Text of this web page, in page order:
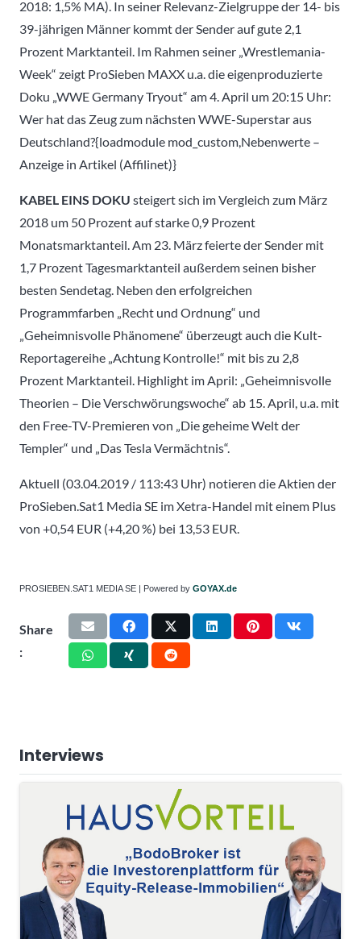
2018: 1,5% MA). In seiner Relevanz-Zielgruppe der 14- bis
39-jährigen Männer kommt der Sender auf gute 2,1
Prozent Marktanteil. Im Rahmen seiner „Wrestlemania-
Week“ zeigt ProSieben MAXX u.a. die eigenproduzierte
Doku „WWE Germany Tryout“ am 4. April um 20:15 Uhr:
Wer hat das Zeug zum nächsten WWE-Superstar aus
Deutschland?{loadmodule mod_custom,Nebenwerte –
Anzeige in Artikel (Affilinet)}
KABEL EINS DOKU steigert sich im Vergleich zum März
2018 um 50 Prozent auf starke 0,9 Prozent
Monatsmarktanteil. Am 23. März feierte der Sender mit
1,7 Prozent Tagesmarktanteil außerdem seinen bisher
besten Sendetag. Neben den erfolgreichen
Programmfarben „Recht und Ordnung“ und
„Geheimnisvolle Phänomene“ überzeugt auch die Kult-
Reportagereihe „Achtung Kontrolle!“ mit bis zu 2,8
Prozent Marktanteil. Highlight im April: „Geheimnisvolle
Theorien – Die Verschwörungswoche“ ab 15. April, u.a. mit
den Free-TV-Premieren von „Die geheime Welt der
Templer“ und „Das Tesla Vermächtnis“.
Aktuell (03.04.2019 / 113:43 Uhr) notieren die Aktien der
ProSieben.Sat1 Media SE im Xetra-Handel mit einem Plus
von +0,54 EUR (+4,20 %) bei 13,53 EUR.
PROSIEBEN.SAT1 MEDIA SE | Powered by GOYAX.de
Share
:
Interviews